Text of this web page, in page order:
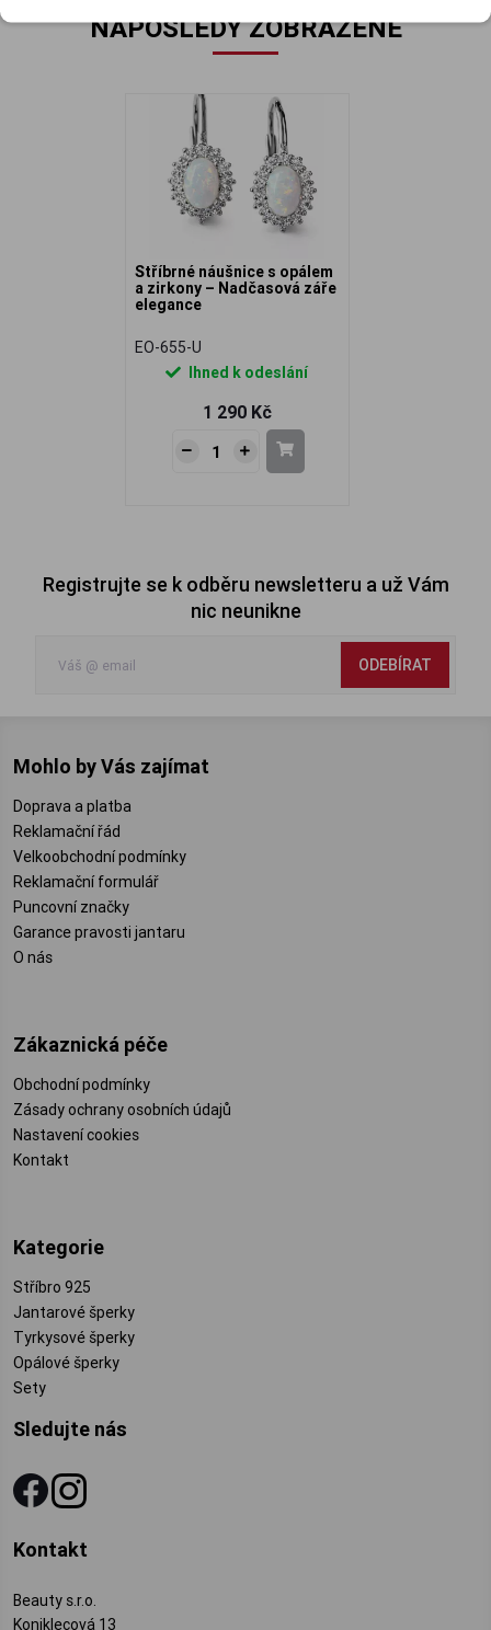
NAPOSLEDY ZOBRAZENÉ
Stříbrné náušnice s opálem
a zirkony – Nadčasová záře
elegance
EO-655-U
Ihned k odeslání
1 290 Kč
Registrujte se k odběru newsletteru a už Vám
nic neunikne
ODEBÍRAT
Mohlo by Vás zajímat
Doprava a platba
Reklamační řád
Velkoobchodní podmínky
Reklamační formulář
Puncovní značky
Garance pravosti jantaru
O nás
Zákaznická péče
Obchodní podmínky
Zásady ochrany osobních údajů
Nastavení cookies
Kontakt
Kategorie
Stříbro 925
Jantarové šperky
Tyrkysové šperky
Opálové šperky
Sety
Sledujte nás
Kontakt
Beauty s.r.o.
Koniklecová 13